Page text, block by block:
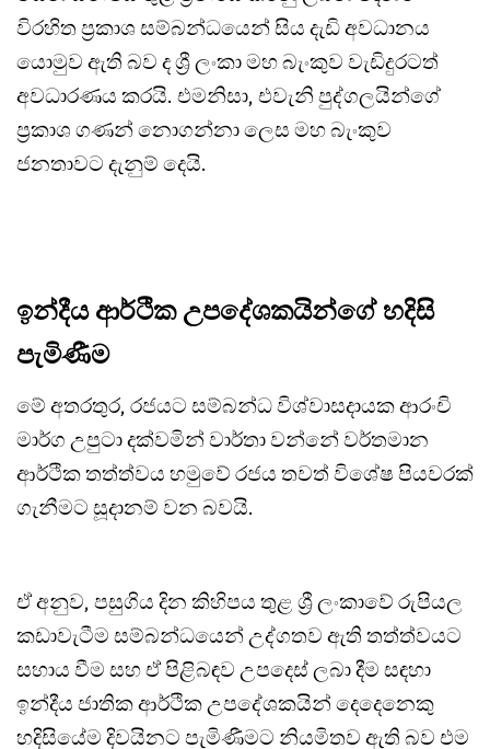
විරහිත ප්‍රකාශ සම්බන්ධයෙන් සිය දැඩි අවධානය
යොමුව ඇති බව ද ශ්‍රී ලංකා මහ බැංකුව වැඩිදුරටත්
අවධාරණය කරයි. එමනිසා, එවැනි පුද්ගලයින්ගේ
ප්‍රකාශ ගණන් නොගන්නා ලෙස මහ බැංකුව
ජනතාවට දැනුම් දෙයි.
ඉන්දීය ආර්ථික උපදේශකයින්ගේ හදිසි
පැමිණීම
මේ අතරතුර, රජයට සම්බන්ධ විශ්වාසදායක ආරංචි
මාර්ග උපුටා දක්වමින් වාර්තා වන්නේ වර්තමාන
ආර්ථික තත්ත්වය හමුවේ රජය තවත් විශේෂ පියවරක්
ගැනීමට සූදානම් වන බවයි.
ඒ අනුව, පසුගිය දින කිහිපය තුළ ශ්‍රී ලංකාවේ රුපියල
කඩාවැටීම සම්බන්ධයෙන් උද්ගතව ඇති තත්ත්වයට
සහාය වීම සහ ඒ පිළිබඳව උපදෙස් ලබා දීම සඳහා
ඉන්දීය ජාතික ආර්ථික උපදේශකයින් දෙදෙනෙකු
හදිසියේම දිවයිනට පැමිණීමට නියමිතව ඇති බව එම